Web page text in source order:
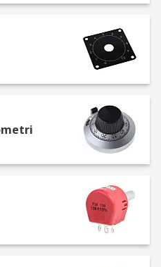
il controllo di
hanno un
può alterare la
variabile in un
in un circuito è
la quantità di
diminuisce, il
Esistono diversi